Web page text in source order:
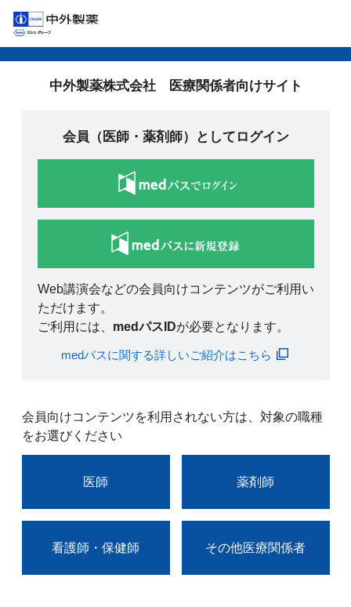
中外製薬株式会社 医療関係者向けサイト
会員（医師・薬剤師）としてログイン
Web講演会などの会員向けコンテンツがご利用い
ただけます。
ご利用には、 medパスIDが必要となります。
medパスに関する詳しいご紹介はこちら
会員向けコンテンツを利用されない方は、対象の職種
をお選びください
医師 薬剤師
看護師・保健師 その他医療関係者